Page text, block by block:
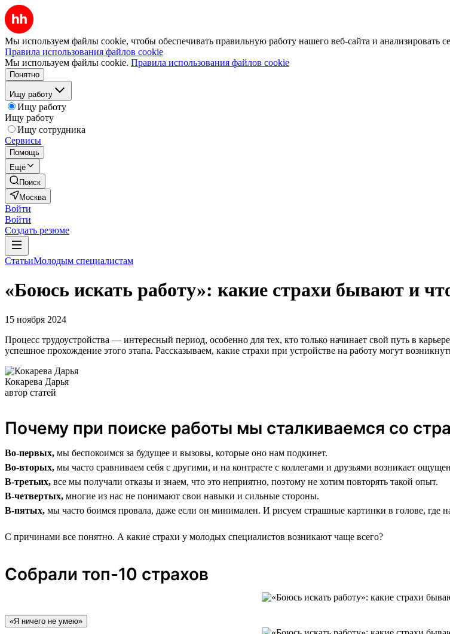
Мы используем файлы cookie, чтобы обеспечивать правильную работу нашего веб-сайта и анализировать
Правила использования файлов cookie
Мы используем файлы cookie. Правила использования файлов cookie
Понятно
Ищу работу
Ищу работу
Ищу работу
Ищу сотрудника
Сервисы
Помощь
Ещё
Поиск
Москва
Войти
Войти
Создать резюме
СтатьиМолодым специалистам
«Боюсь искать работу»: какие страхи бывают и
15 ноября 2024
Процесс трудоустройства — интересный период, особенно для тех, кто только начинает свой путь в
успешное прохождение этого этапа. Рассказываем, какие страхи при устройстве на работу могут
Кокарева Дарья
автор статей
Почему при поиске работы мы сталкиваемся со
Во-первых, мы беспокоимся за будущее и вызовы, которые оно нам подкинет.
Во-вторых, мы часто сравниваем себя с другими, и на контрасте с коллегами и друзьями возникает
В-третьих, все мы получали отказы и знаем, что это неприятно, поэтому не хотим повторять такой опыт.
В-четвертых, многие из нас не понимают свои навыки и сильные стороны.
В-пятых, мы часто боимся провала, даже если он минимален. И рисуем страшные картинки в голове, где
С причинами все понятно. А какие страхи у молодых специалистов возникают чаще всего?
Собрали топ-10 страхов
«Я ничего не умею»